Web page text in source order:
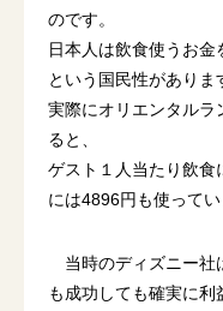
のです。
日本人は飲食使うお金
という国民性がありま
実際にオリエンタル
ると、
ゲスト１人当たり飲食
には4896円も使ってい
当時のディズニー社
も成功しても確実に